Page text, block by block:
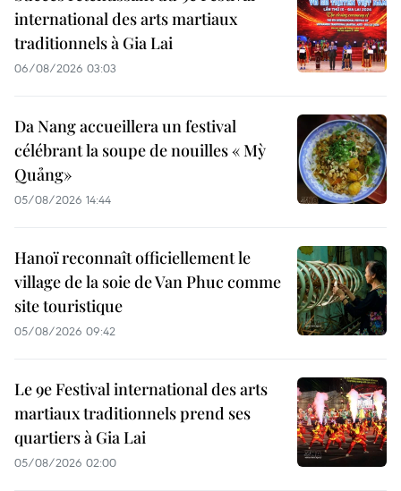
international des arts martiaux
traditionnels à Gia Lai
06/08/2026 03:03
Da Nang accueillera un festival
célébrant la soupe de nouilles « Mỳ
Quảng»
05/08/2026 14:44
Hanoï reconnaît officiellement le
village de la soie de Van Phuc comme
site touristique
05/08/2026 09:42
Le 9e Festival international des arts
martiaux traditionnels prend ses
quartiers à Gia Lai
05/08/2026 02:00